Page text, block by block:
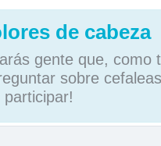
de cabeza
gente que, como
sobre